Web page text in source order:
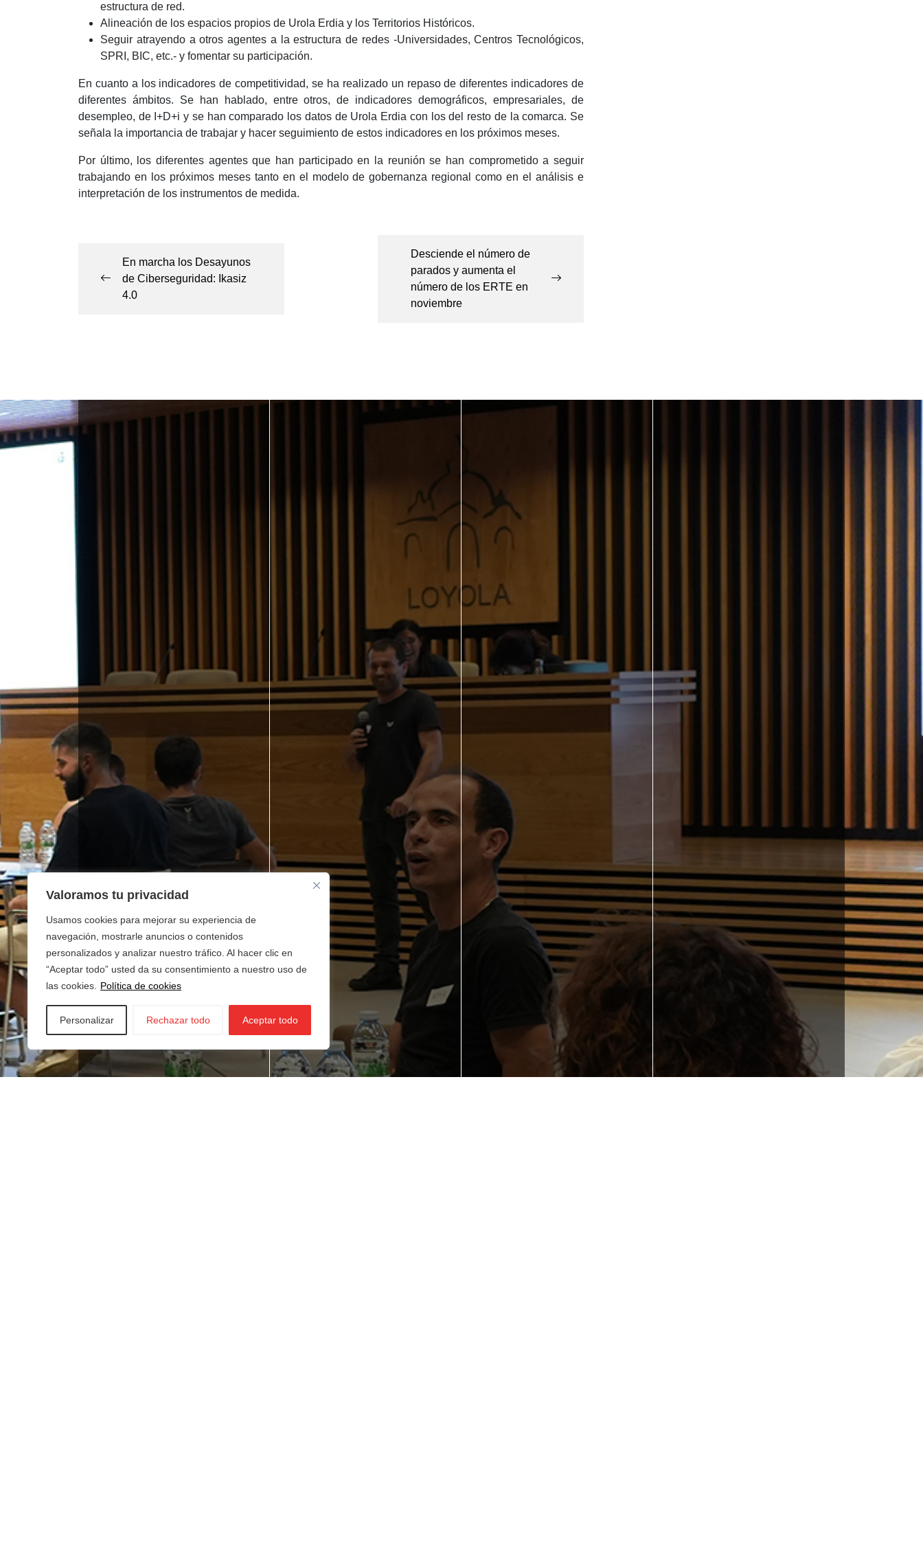
Valoramos tu privacidad
Usamos cookies para mejorar su experiencia de
navegación, mostrarle anuncios o contenidos
personalizados y analizar nuestro tráfico. Al hacer clic en
“Aceptar todo” usted da su consentimiento a nuestro uso de
las cookies.
Política de cookies
Personalizar Rechazar todo Aceptar todo
estructura de red.
Alineación de los espacios propios de Urola Erdia y los Territorios Históricos.
Seguir atrayendo a otros agentes a la estructura de redes -Universidades, Centros Tecnológicos,
SPRI, BIC, etc.- y fomentar su participación.
En cuanto a los indicadores de competitividad, se ha realizado un repaso de diferentes indicadores de
diferentes ámbitos. Se han hablado, entre otros, de indicadores demográficos, empresariales, de
desempleo, de I+D+i y se han comparado los datos de Urola Erdia con los del resto de la comarca. Se
señala la importancia de trabajar y hacer seguimiento de estos indicadores en los próximos meses.
Por último, los diferentes agentes que han participado en la reunión se han comprometido a seguir
trabajando en los próximos meses tanto en el modelo de gobernanza regional como en el análisis e
interpretación de los instrumentos de medida.
entradas
En marcha los Desayunos
de Ciberseguridad: Ikasiz
4.0
Desciende el número de
parados y aumenta el
número de los ERTE en
noviembre